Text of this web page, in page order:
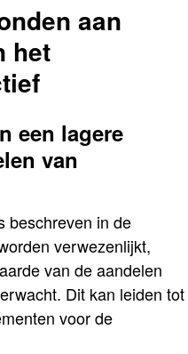
aan
het
een lagere
van
beschreven in de
verwezenlijkt,
van de aandelen
Dit kan leiden tot
voor de